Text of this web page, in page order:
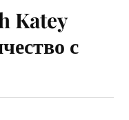
Katey
с